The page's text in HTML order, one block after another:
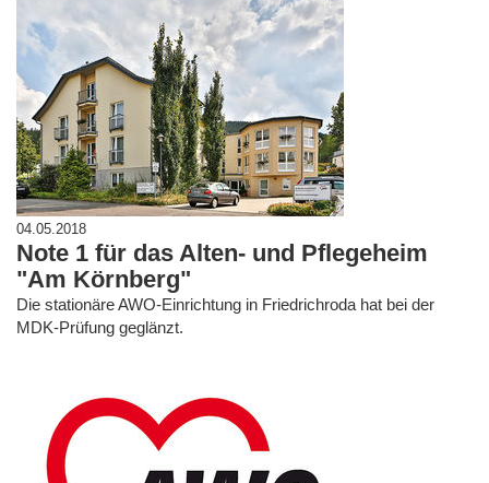
04.05.2018
Note 1 für das Alten- und Pflegeheim
"Am Körnberg"
Die stationäre AWO-Einrichtung in Friedrichroda hat bei der
MDK-Prüfung geglänzt.